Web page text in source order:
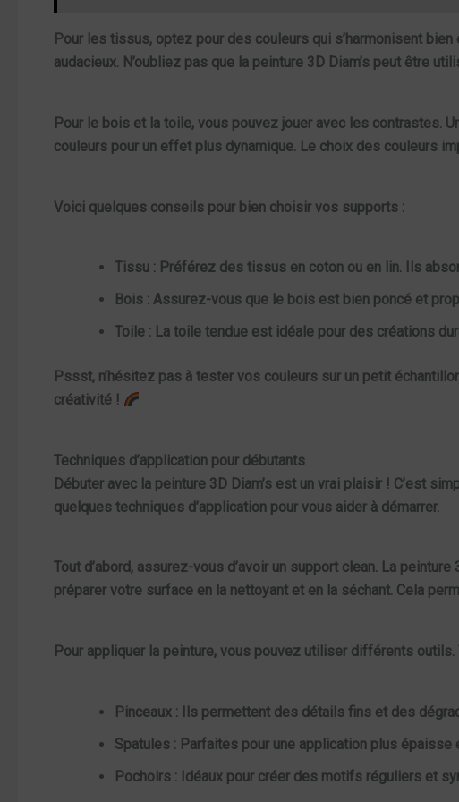
Pour les tissus, optez pour des couleurs qui s’harmonisent
audacieux. N’oubliez pas que la peinture 3D Diam’s peut être
Pour le bois et la toile, vous pouvez jouer avec les contrastes.
couleurs pour un effet plus dynamique. Le choix des couleurs
Voici quelques conseils pour bien choisir vos supports :
Tissu : Préférez des tissus en coton ou en lin. Ils
Bois : Assurez-vous que le bois est bien poncé et
Toile : La toile tendue est idéale pour des créations
Pssst, n’hésitez pas à tester vos couleurs sur un petit
créativité !
Techniques d’application pour débutants
Débuter avec la peinture 3D Diam’s est un vrai plaisir ! C’est
quelques techniques d’application pour vous aider à démarrer.
Tout d’abord, assurez-vous d’avoir un support clean. La peinture
préparer votre surface en la nettoyant et en la séchant. Cela
Pour appliquer la peinture, vous pouvez utiliser différents
Pinceaux : Ils permettent des détails fins et des
Spatules : Parfaites pour une application plus épaisse
Pochoirs : Idéaux pour créer des motifs réguliers et